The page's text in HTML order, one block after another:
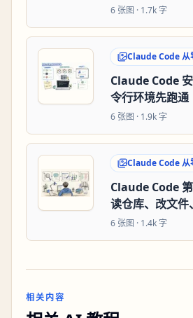
6 张图 · 1.7k 字
Claude Code 从
Claude Code
令行环境先跑通
6 张图 · 1.9k 字
Claude Code 从
Claude Code
读仓库、改文件
6 张图 · 1.4k 字
相关内容